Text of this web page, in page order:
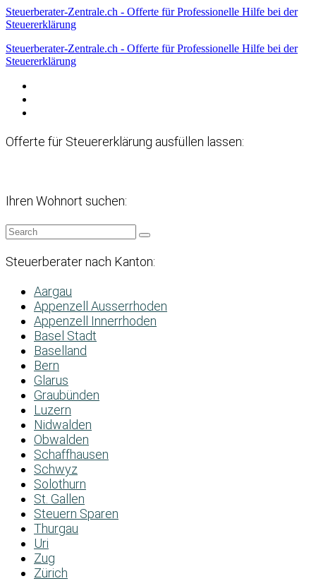
Steuerberater-Zentrale.ch - Offerte für Professionelle Hilfe bei der
Steuererklärung
Steuerberater-Zentrale.ch - Offerte für Professionelle Hilfe bei der
Steuererklärung
Offerte für Steuererklärung ausfüllen lassen:
Ihren Wohnort suchen:
Steuerberater nach Kanton:
Aargau
Appenzell Ausserrhoden
Appenzell Innerrhoden
Basel Stadt
Baselland
Bern
Glarus
Graubünden
Luzern
Nidwalden
Obwalden
Schaffhausen
Schwyz
Solothurn
St. Gallen
Steuern Sparen
Thurgau
Uri
Zug
Zürich